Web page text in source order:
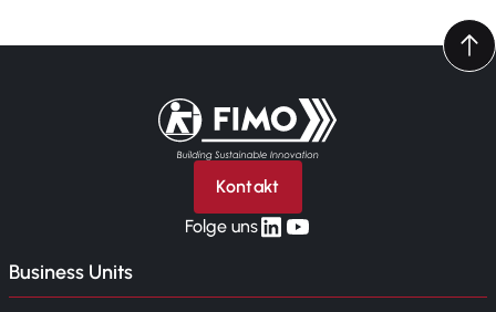
Zurück zur Startseite
Kontakt
Folge unslinkedin
yt
Business Units